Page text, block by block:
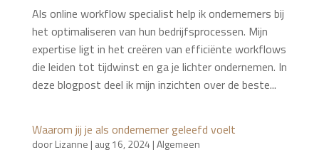
Als online workflow specialist help ik ondernemers bij
het optimaliseren van hun bedrijfsprocessen. Mijn
expertise ligt in het creëren van efficiënte workflows
die leiden tot tijdwinst en ga je lichter ondernemen. In
deze blogpost deel ik mijn inzichten over de beste...
Waarom jij je als ondernemer geleefd voelt
doorLizanne | aug 16, 2024 |Algemeen